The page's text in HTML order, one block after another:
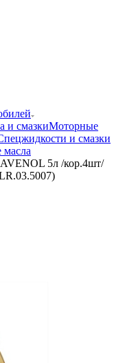
и смазкиМоторные
и смазки
5л /кор.4шт/